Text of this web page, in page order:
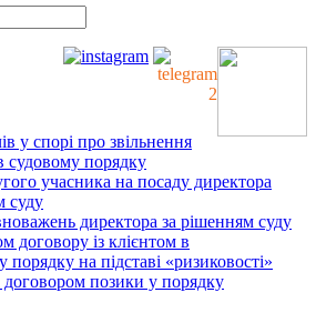
у спорі про звільнення
порядку
учасника на посаду директора
суду
директора за рішенням суду
договору із клієнтом в
на підставі «ризиковості»
позики у порядку